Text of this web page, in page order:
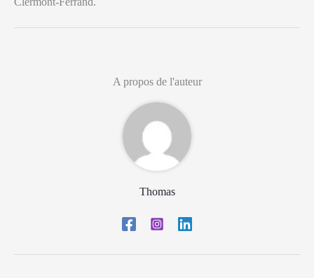
A propos de l'auteur
Thomas